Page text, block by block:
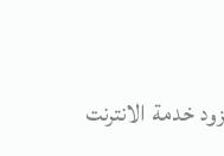
خدمة الانترنت